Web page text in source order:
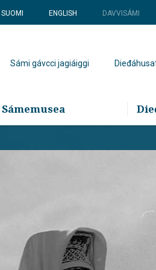
SUOMI ENGLISH DAVVISÁMI
Sámi gávcci jagiáiggi
Sámemusea